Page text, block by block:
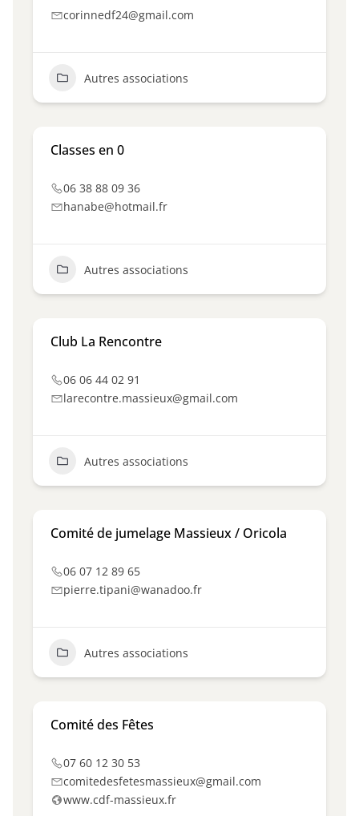
corinnedf24@gmail.com
Autres associations
Classes en 0
06 38 88 09 36
hanabe@hotmail.fr
Autres associations
Club La Rencontre
06 06 44 02 91
larecontre.massieux@gmail.com
Autres associations
Comité de jumelage Massieux / Oricola
06 07 12 89 65
pierre.tipani@wanadoo.fr
Autres associations
Comité des Fêtes
07 60 12 30 53
comitedesfetesmassieux@gmail.com
www.cdf-massieux.fr